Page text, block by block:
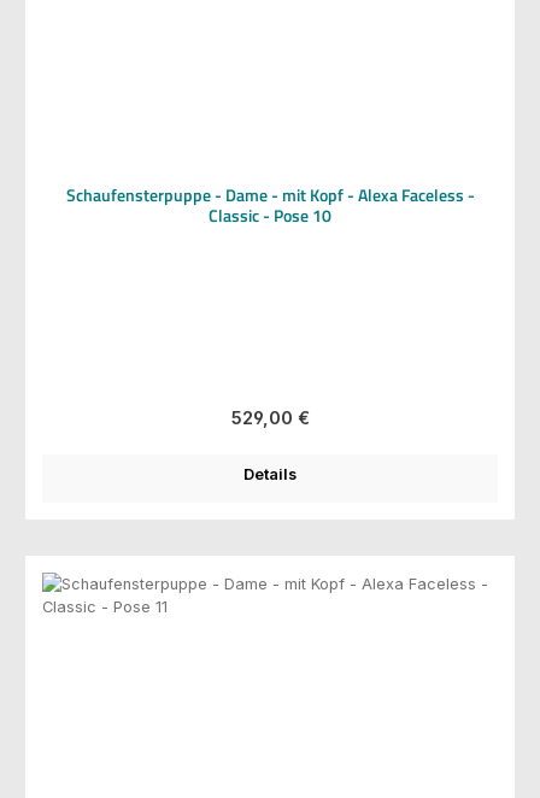
Schaufensterpuppe - Dame - mit Kopf - Alexa Faceless -
Classic - Pose 10
Regulärer Preis:
529,00 €
Details